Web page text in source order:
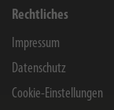
Rechtliches
Impressum
Datenschutz
Cookie-Einstellungen